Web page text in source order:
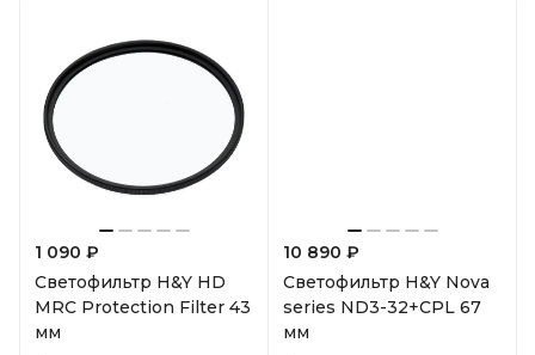
1 090 ₽
Светофильтр H&Y HD
MRC Protection Filter 43
мм
10 890 ₽
Светофильтр H&Y Nova
series ND3-32+CPL 67
мм